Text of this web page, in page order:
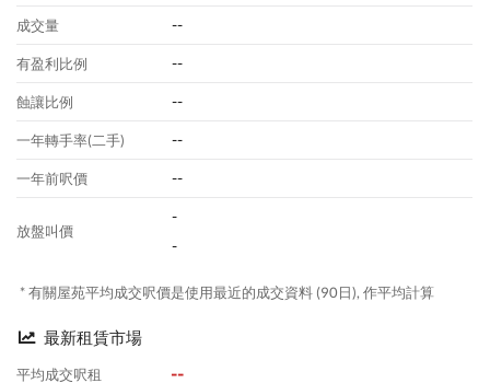
成交量 --
有盈利比例 --
蝕讓比例 --
一年轉手率(二手) --
一年前呎價 --
放盤叫價
-
-
* 有關屋苑平均成交呎價是使用最近的成交資料 (90日), 作平均計算
最新租賃市場
平均成交呎租 --